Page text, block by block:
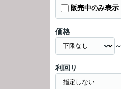
販売中のみ表示
価格
～
利回り